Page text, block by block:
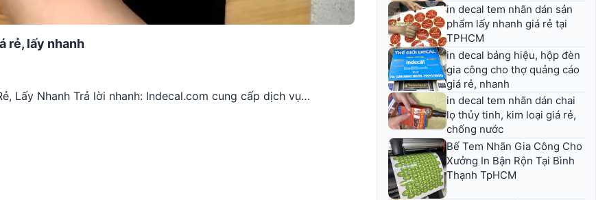
rẻ, lấy nhanh
Lấy Nhanh Trả lời nhanh: Indecal.com cung cấp dịch vụ…
in decal tem nhãn dán sản
phẩm lấy nhanh giá rẻ tại
TPHCM
in decal bảng hiệu, hộp đèn
gia công cho thợ quảng cáo
giá rẻ, nhanh
in decal tem nhãn dán chai
lọ thủy tinh, kim loại giá rẻ,
chống nước
Bế Tem Nhãn Gia Công Cho
Xưởng In Bận Rộn Tại Bình
Thạnh TpHCM